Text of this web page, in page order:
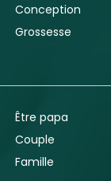
Conception
Grossesse
Être papa
Couple
Famille